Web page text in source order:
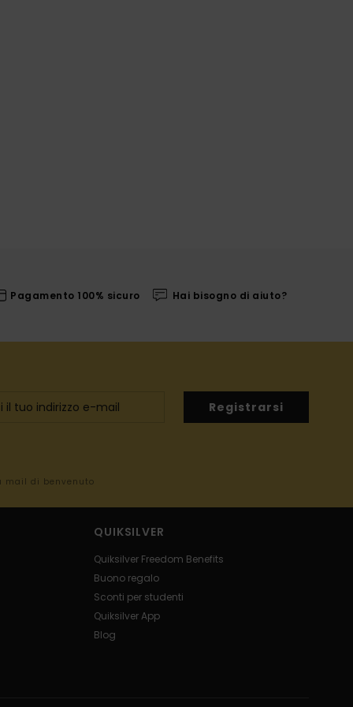
Pagamento 100% sicuro Hai bisogno di aiuto?
Registrarsi
mail di benvenuto
QUIKSILVER
Quiksilver Freedom Benefits
Buono regalo
Sconti per studenti
Quiksilver App
Blog